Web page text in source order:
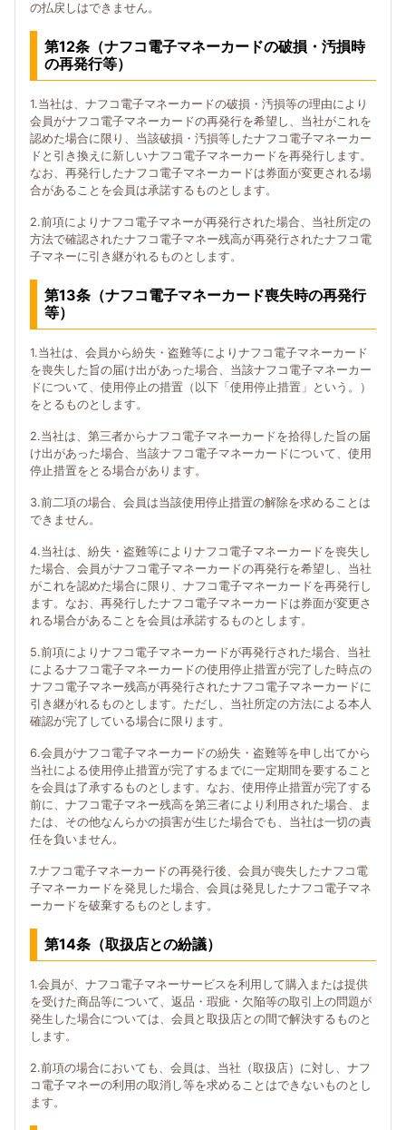
の払戻しはできません。
第12条（ナフコ電子マネーカードの破損・汚損時
の再発行等）
1.当社は、ナフコ電子マネーカードの破損・汚損等の理由により
会員がナフコ電子マネーカードの再発行を希望し、当社がこれを
認めた場合に限り、当該破損・汚損等したナフコ電子マネーカー
ドと引き換えに新しいナフコ電子マネーカードを再発行します。
なお、再発行したナフコ電子マネーカードは券面が変更される場
合があることを会員は承諾するものとします。
2.前項によりナフコ電子マネーが再発行された場合、当社所定の
方法で確認されたナフコ電子マネー残高が再発行されたナフコ電
子マネーに引き継がれるものとします。
第13条（ナフコ電子マネーカード喪失時の再発行
等）
1.当社は、会員から紛失・盗難等によりナフコ電子マネーカード
を喪失した旨の届け出があった場合、当該ナフコ電子マネーカー
ドについて、使用停止の措置（以下「使用停止措置」という。）
をとるものとします。
2.当社は、第三者からナフコ電子マネーカードを拾得した旨の届
け出があった場合、当該ナフコ電子マネーカードについて、使用
停止措置をとる場合があります。
3.前二項の場合、会員は当該使用停止措置の解除を求めることは
できません。
4.当社は、紛失・盗難等によりナフコ電子マネーカードを喪失し
た場合、会員がナフコ電子マネーカードの再発行を希望し、当社
がこれを認めた場合に限り、ナフコ電子マネーカードを再発行し
ます。なお、再発行したナフコ電子マネーカードは券面が変更さ
れる場合があることを会員は承諾するものとします。
5.前項によりナフコ電子マネーカードが再発行された場合、当社
によるナフコ電子マネーカードの使用停止措置が完了した時点の
ナフコ電子マネー残高が再発行されたナフコ電子マネーカードに
引き継がれるものとします。ただし、当社所定の方法による本人
確認が完了している場合に限ります。
6.会員がナフコ電子マネーカードの紛失・盗難等を申し出てから
当社による使用停止措置が完了するまでに一定期間を要すること
を会員は了承するものとします。なお、使用停止措置が完了する
前に、ナフコ電子マネー残高を第三者により利用された場合、ま
たは、その他なんらかの損害が生じた場合でも、当社は一切の責
任を負いません。
7.ナフコ電子マネーカードの再発行後、会員が喪失したナフコ電
子マネーカードを発見した場合、会員は発見したナフコ電子マネ
ーカードを破棄するものとします。
第14条（取扱店との紛議）
1.会員が、ナフコ電子マネーサービスを利用して購入または提供
を受けた商品等について、返品・瑕疵・欠陥等の取引上の問題が
発生した場合については、会員と取扱店との間で解決するものと
します。
2.前項の場合においても、会員は、当社（取扱店）に対し、ナフ
コ電子マネーの利用の取消し等を求めることはできないものとし
ます。